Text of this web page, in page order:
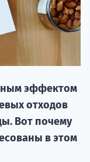
эффектом
отходов
Вот почему
в этом
20.09